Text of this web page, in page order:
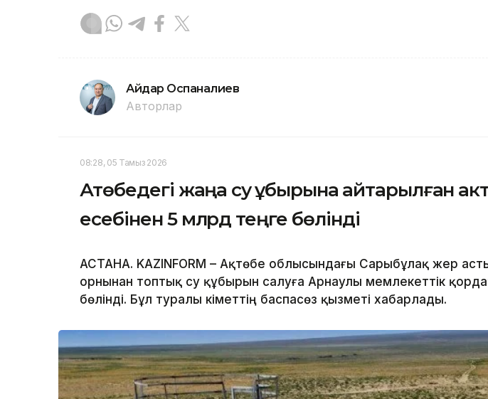
Айдар Оспаналиев
Авторлар
08:28, 05 Тамыз 2026
Ақтөбедегі жаңа су құбырына қайтарылған
есебінен 5 млрд теңге бөлінді
АСТАНА. KAZINFORM – Ақтөбе облысындағы Сарыбұлақ жер
орнынан топтық су құбырын салуға Арнаулы мемлекеттік
бөлінді. Бұл туралы Үкіметтің баспасөз қызметі хабарлады.